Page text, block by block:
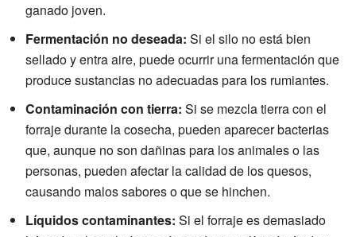
ganado joven.
Fermentación no deseada: Si el silo no está bien
sellado y entra aire, puede ocurrir una fermentación que
produce sustancias no adecuadas para los rumiantes.
Contaminación con tierra: Si se mezcla tierra con el
forraje durante la cosecha, pueden aparecer bacterias
que, aunque no son dañinas para los animales o las
personas, pueden afectar la calidad de los quesos,
causando malos sabores o que se hinchen.
Líquidos contaminantes: Si el forraje es demasiado